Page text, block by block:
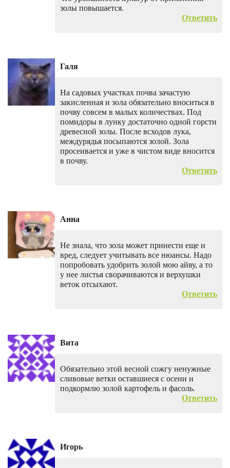
золы повышается.
Ответить
Галя
На садовых участках почва зачастую
закисленная и зола обязательно вноситься в
почву совсем в малых количествах. Под
помидоры в лунку достаточно одной горсти
древесной золы. После всходов лука,
междурядья посыпаются золой. Зола
просеивается и уже в чистом виде вносится
в почву.
Ответить
Анна
Не знала, что зола может принести еще и
вред, следует учитывать все нюансы. Надо
попробовать удобрить золой мою айву, а то
у нее листья сворачиваются и верхушки
веток отсыхают.
Ответить
Вита
Обязательно этой весной сожгу ненужные
сливовые ветки оставшиеся с осени и
подкормлю золой картофель и фасоль.
Ответить
Игорь